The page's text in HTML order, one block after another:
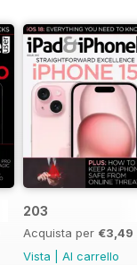
203
Acquista per €3,49
Vista
Al carrello